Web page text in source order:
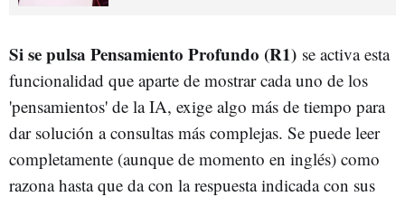
Si se pulsa Pensamiento Profundo (R1) se activa esta
funcionalidad que aparte de mostrar cada uno de los
'pensamientos' de la IA, exige algo más de tiempo para
dar solución a consultas más complejas. Se puede leer
completamente (aunque de momento en inglés) como
razona hasta que da con la respuesta indicada con sus